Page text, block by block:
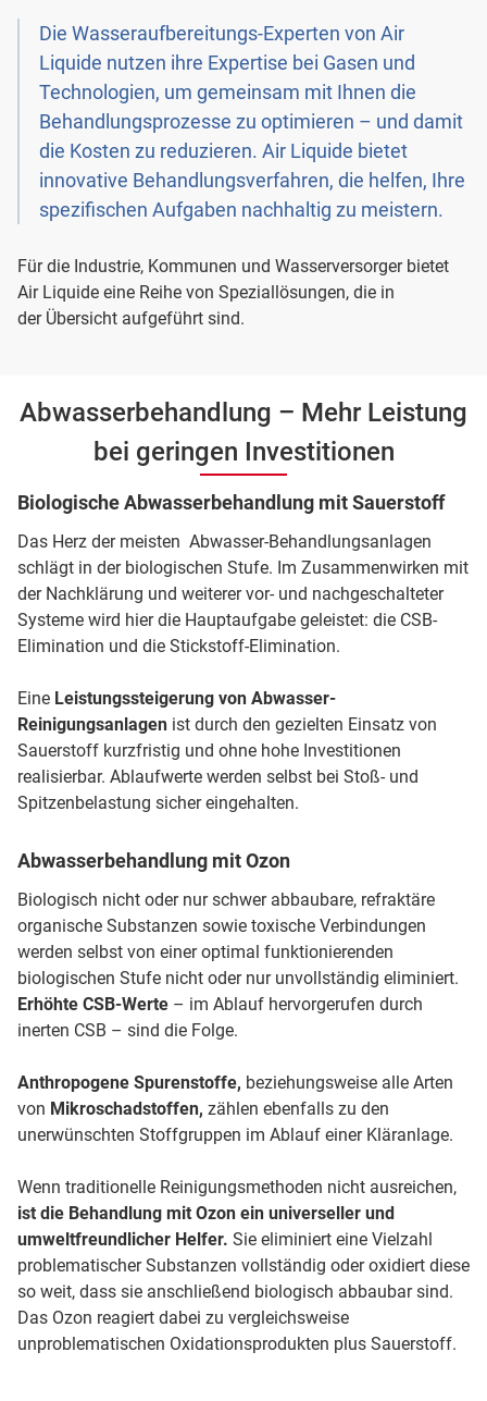
Die Wasseraufbereitungs-Experten von Air
Liquide nutzen ihre Expertise bei Gasen und
Technologien, um gemeinsam mit Ihnen die
Behandlungsprozesse zu optimieren – und damit
die Kosten zu reduzieren. Air Liquide bietet
innovative Behandlungsverfahren, die helfen, Ihre
spezifischen Aufgaben nachhaltig zu meistern.
Für die Industrie, Kommunen und Wasserversorger bietet
Air Liquide eine Reihe von Speziallösungen, die in
der Übersicht aufgeführt sind.
Abwasserbehandlung – Mehr Leistung
bei geringen Investitionen
Biologische Abwasserbehandlung mit Sauerstoff
Das Herz der meisten Abwasser-Behandlungsanlagen
schlägt in der biologischen Stufe. Im Zusammenwirken mit
der Nachklärung und weiterer vor- und nachgeschalteter
Systeme wird hier die Hauptaufgabe geleistet: die CSB-
Elimination und die Stickstoff-Elimination.
Eine Leistungssteigerung von Abwasser-
Reinigungsanlagen ist durch den gezielten Einsatz von
Sauerstoff kurzfristig und ohne hohe Investitionen
realisierbar. Ablaufwerte werden selbst bei Stoß- und
Spitzenbelastung sicher eingehalten.
Abwasserbehandlung mit Ozon
Biologisch nicht oder nur schwer abbaubare, refraktäre
organische Substanzen sowie toxische Verbindungen
werden selbst von einer optimal funktionierenden
biologischen Stufe nicht oder nur unvollständig eliminiert.
Erhöhte CSB-Werte – im Ablauf hervorgerufen durch
inerten CSB – sind die Folge.
Anthropogene Spurenstoffe, beziehungsweise alle Arten
von Mikroschadstoffen, zählen ebenfalls zu den
unerwünschten Stoffgruppen im Ablauf einer Kläranlage.
Wenn traditionelle Reinigungsmethoden nicht ausreichen,
ist die Behandlung mit Ozon ein universeller und
umweltfreundlicher Helfer. Sie eliminiert eine Vielzahl
problematischer Substanzen vollständig oder oxidiert diese
so weit, dass sie anschließend biologisch abbaubar sind.
Das Ozon reagiert dabei zu vergleichsweise
unproblematischen Oxidationsprodukten plus Sauerstoff.